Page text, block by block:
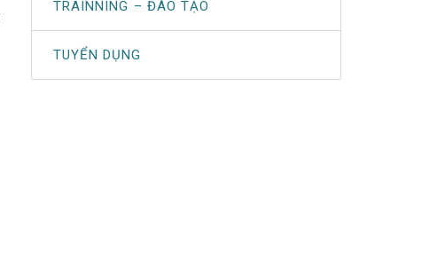
TRAINNING – ĐÀO TẠO
TUYỂN DỤNG